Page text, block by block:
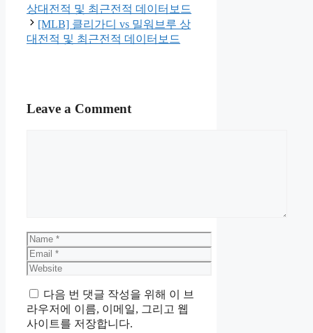
상대전적 및 최근전적 데이터보드
[MLB] 클리가디 vs 밀워브루 상
대전적 및 최근전적 데이터보드
Leave a Comment
Name
Email
Website
다음 번 댓글 작성을 위해 이 브
라우저에 이름, 이메일, 그리고 웹
사이트를 저장합니다.